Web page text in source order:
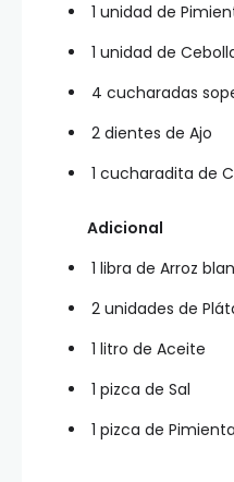
1 unidad de
1 unidad de
4 cucharadas
2 dientes de Ajo
1 cucharadita de
Adicional
1 libra de Arroz
2 unidades de
1 litro de Aceite
1 pizca de Sal
1 pizca de Pimienta